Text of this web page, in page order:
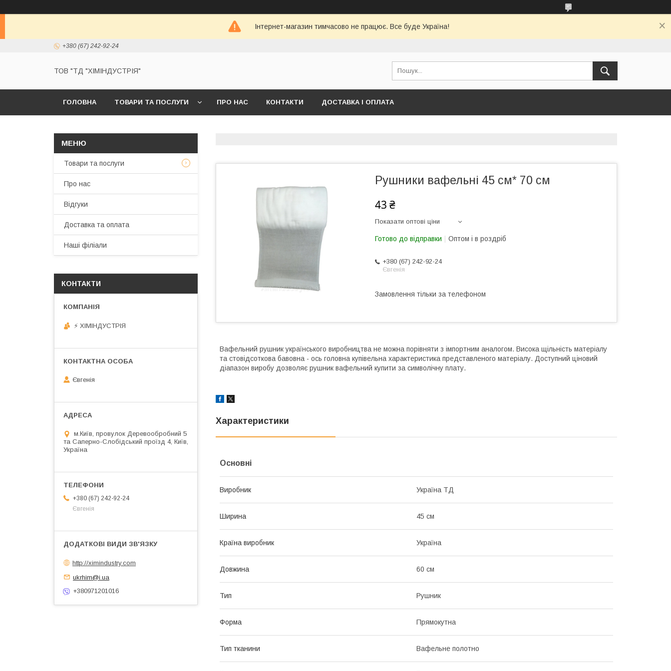
Інтернет-магазин тимчасово не працює. Все буде Україна!
+380 (67) 242-92-24
ТОВ "ТД "ХІМІНДУСТРІЯ"
ГОЛОВНА ТОВАРИ ТА ПОСЛУГИ ПРО НАС КОНТАКТИ ДОСТАВКА І ОПЛАТА
Рушники вафельні 45 см* 70 см
43 ₴
Показати оптові ціни
Готово до відправки Оптом і в роздріб
+380 (67) 242-92-24
Євгенія
Замовлення тільки за телефоном
Вафельний рушник українського виробництва не можна порівняти з імпортним аналогом. Висока щільність матеріалу
та стовідсоткова бавовна - ось головна купівельна характеристика представленого матеріалу. Доступний ціновий
діапазон виробу дозволяє рушник вафельний купити за символічну плату.
Характеристики
Основні
Виробник Україна ТД
Ширина 45 см
Країна виробник Україна
Довжина 60 см
Тип Рушник
Форма Прямокутна
Тип тканини Вафельне полотно
Товари та послуги
Про нас
Відгуки
Доставка та оплата
Наші філіали
КОНТАКТИ
⚡ ХІМІНДУСТРІЯ
Євгенія
м.Київ, провулок Деревообробний 5
та Саперно-Слобідський проїзд 4, Київ,
Україна
+380 (67) 242-92-24
Євгенія
http://ximindustry.com
ukrhim@i.ua
+380971201016